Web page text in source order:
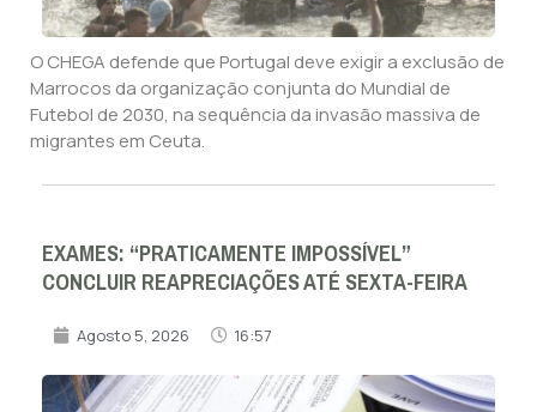
O CHEGA defende que Portugal deve exigir a exclusão de
Marrocos da organização conjunta do Mundial de
Futebol de 2030, na sequência da invasão massiva de
migrantes em Ceuta.
EXAMES: “PRATICAMENTE IMPOSSÍVEL”
CONCLUIR REAPRECIAÇÕES ATÉ SEXTA-FEIRA
Agosto 5, 2026 16:57